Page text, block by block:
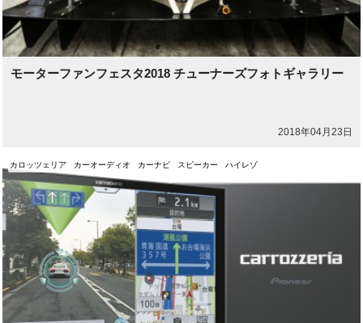
モーターファンフェスタ2018 チューナーズフォトギャラリー
2018年04月23日
カロッツェリア カーオーディオ カーナビ スピーカー ハイレゾ